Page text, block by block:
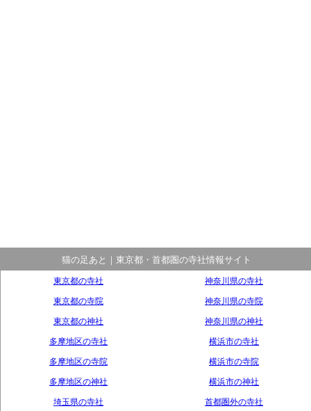
猫の足あと｜東京都・首都圏の寺社情報サイト
東京都の寺社
東京都の寺院
東京都の神社
多摩地区の寺社
多摩地区の寺院
多摩地区の神社
神奈川県の寺社
神奈川県の寺院
神奈川県の神社
横浜市の寺社
横浜市の寺院
横浜市の神社
埼玉県の寺社 首都圏外の寺社